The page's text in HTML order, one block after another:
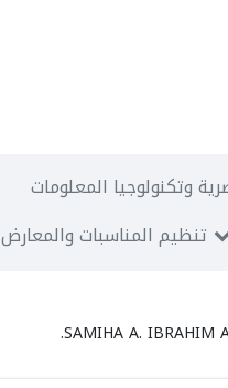
وتكنولوجيا المعلومات
تنظيم المناسبات والمعارض
SAMIHA A. IBRAHIM